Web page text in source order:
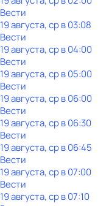
Вести
19 августа, ср в 03:08
Вести
19 августа, ср в 04:00
Вести
19 августа, ср в 05:00
Вести
19 августа, ср в 06:00
Вести
19 августа, ср в 06:30
Вести
19 августа, ср в 06:45
Вести
19 августа, ср в 07:00
Вести
19 августа, ср в 07:10